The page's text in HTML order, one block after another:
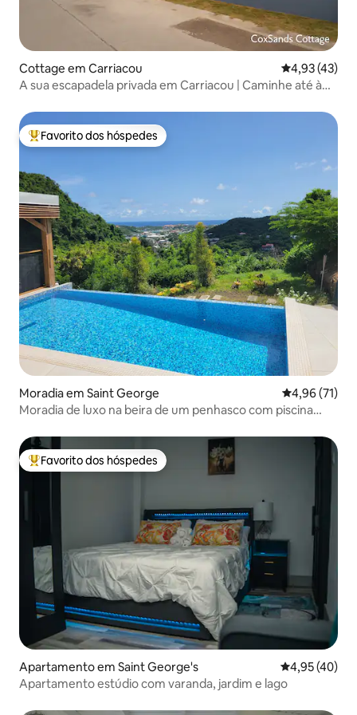
Cottage em Carriacou Classificação
4,93 (43)
A sua escapadela privada em Carriacou | Caminhe até à
Favoritos dos hóspedes mais apreciados
Favorito dos hóspedes
Moradia em Saint George Classificação
4,96 (71)
Moradia de luxo na beira de um penhasco com piscina
Favoritos dos hóspedes mais apreciados
Favorito dos hóspedes
Apartamento em Saint George's Classificação
4,95 (40)
Apartamento estúdio com varanda, jardim e lago